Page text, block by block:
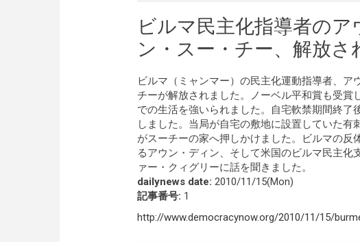
ビルマ民主化指導者のア
ン・スー・チー、解放さ
ビルマ（ミャンマー）の民主化運動指導者、ア
チーが解放されました。ノーベル平和賞も受賞
での生活を強いられました。自宅軟禁期間終
しました。当局が自宅の敷地に設置していた
がスーチーの家へ押しかけました。ビルマの
るアウン・ディン、そして米国のビルマ民主化
ァー・クィグリーに話を聞きました。
dailynews date: 2010/11/15(Mon)
記事番号: 1
http://www.democracynow.org/2010/11/15/